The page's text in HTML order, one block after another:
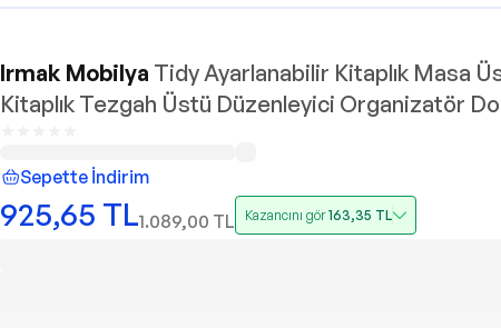
Irmak Mobilya Tidy Ayarlanabilir Kitaplık Masa
Kitaplık Tezgah Üstü Düzenleyici Organizatör
Sepette İndirim
925,65 TL1.089,00 TL Kazancını gör163,35 TL